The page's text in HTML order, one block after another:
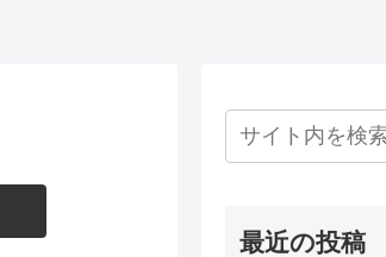
最近の投稿